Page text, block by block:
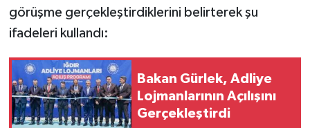
görüşme gerçekleştirdiklerini belirterek şu
ifadeleri kullandı:
Bakan Gürlek, Adliye
Lojmanlarının Açılışını
Gerçekleştirdi